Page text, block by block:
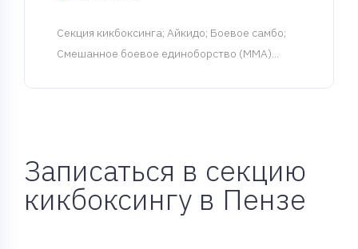
Cекция кикбоксинга; Айкидо; Боевое самбо;
Смешанное боевое единоборство (MMA)...
Записаться в секцию
кикбоксингу в Пензе